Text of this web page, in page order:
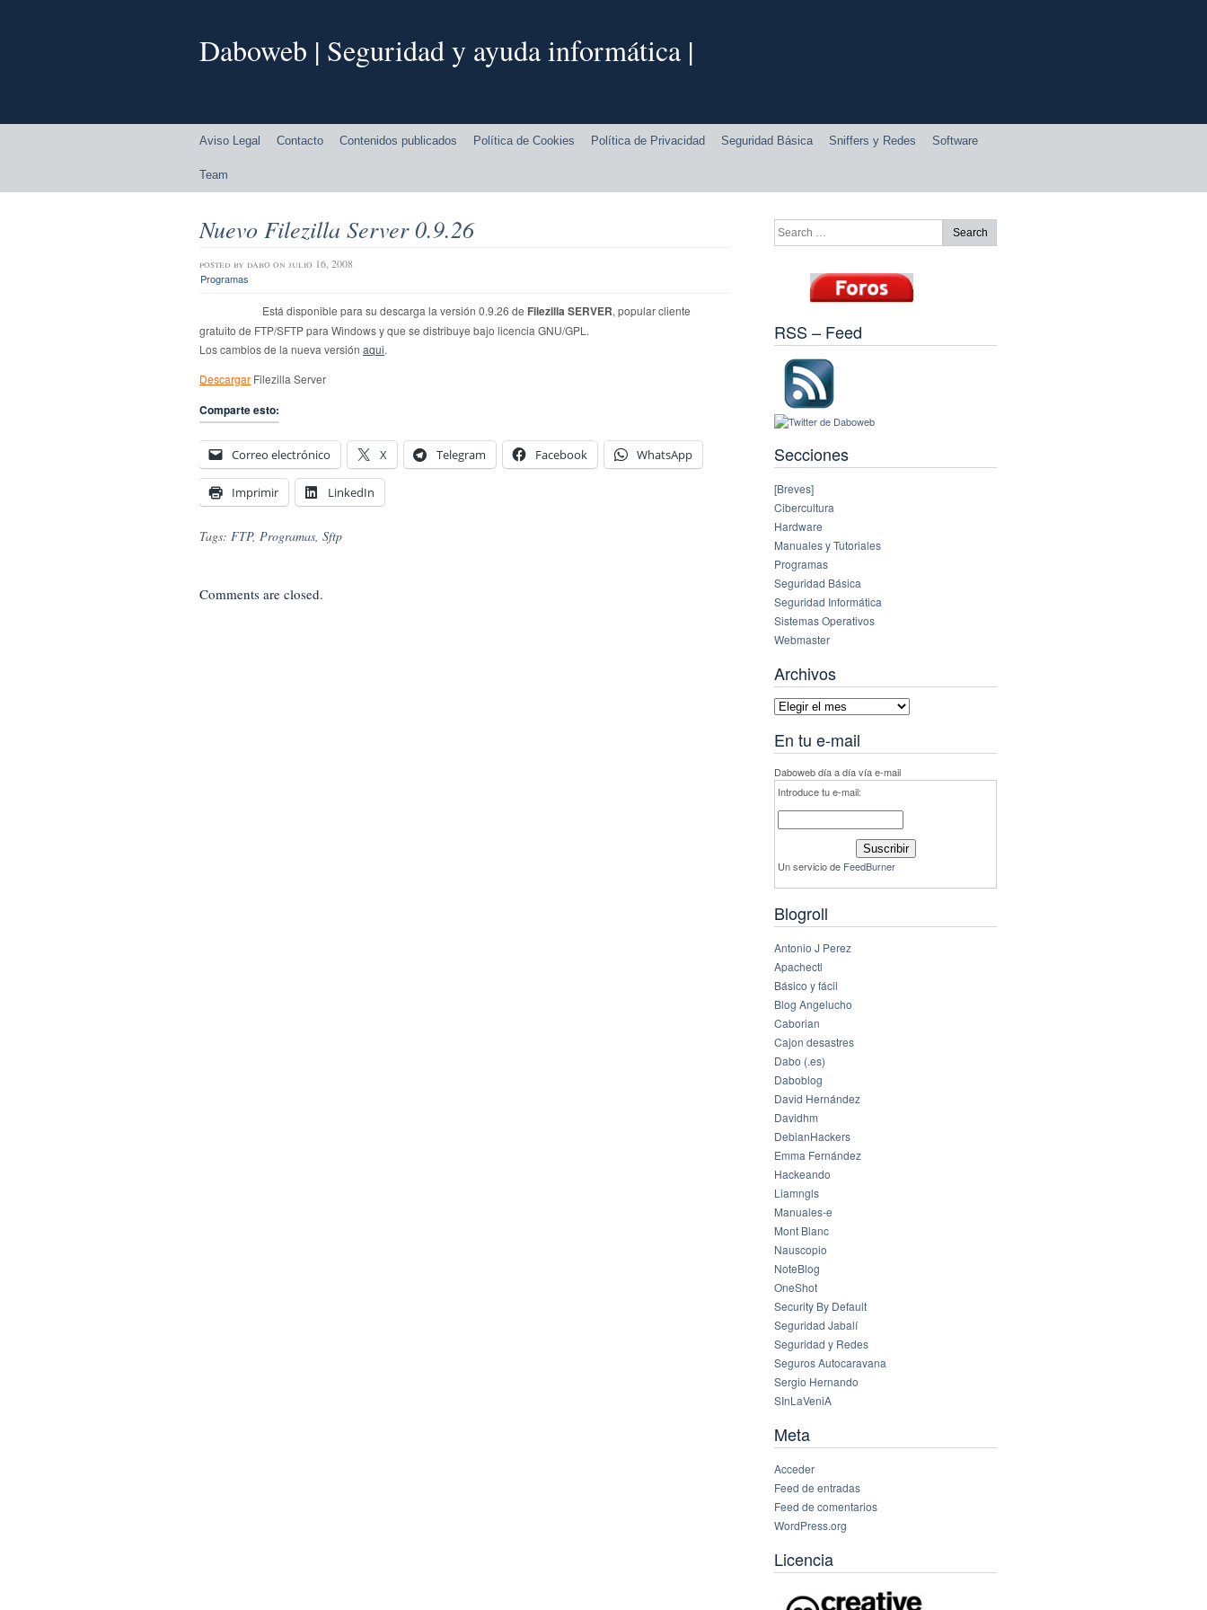
Daboweb | Seguridad y ayuda informática |
Aviso Legal Contacto Contenidos publicados Política de Cookies Política de Privacidad Seguridad Básica Sniffers y Redes Software
Team
Nuevo Filezilla Server 0.9.26
posted by dabo on julio 16, 2008
Programas
Está disponible para su descarga la versión 0.9.26 de Filezilla SERVER, popular cliente
gratuito de FTP/SFTP para Windows y que se distribuye bajo licencia GNU/GPL.
Los cambios de la nueva versión aqui.
Descargar Filezilla Server
Comparte esto:
Correo electrónico X Telegram Facebook WhatsApp
Imprimir LinkedIn
Tags: FTP, Programas, Sftp
Comments are closed.
RSS – Feed
Secciones
[Breves]
Cibercultura
Hardware
Manuales y Tutoriales
Programas
Seguridad Básica
Seguridad Informática
Sistemas Operativos
Webmaster
Archivos
Archivos
En tu e-mail
Daboweb día a día vía e-mail
Introduce tu e-mail:
Un servicio de FeedBurner
Blogroll
Antonio J Perez
Apachectl
Básico y fácil
Blog Angelucho
Caborian
Cajon desastres
Dabo (.es)
Daboblog
David Hernández
Davidhm
DebianHackers
Emma Fernández
Hackeando
Liamngls
Manuales-e
Mont Blanc
Nauscopio
NoteBlog
OneShot
Security By Default
Seguridad Jabalí
Seguridad y Redes
Seguros Autocaravana
Sergio Hernando
SInLaVeniA
Meta
Acceder
Feed de entradas
Feed de comentarios
WordPress.org
Licencia